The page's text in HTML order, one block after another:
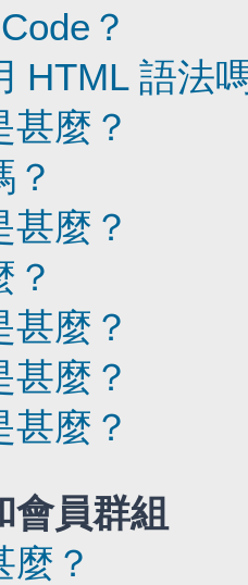
？
HTML 語法
甚麼？
？
甚麼？
？
甚麼？
甚麼？
甚麼？
會員群組
麼？